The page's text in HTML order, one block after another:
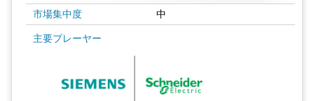
市場集中度 中
主要プレーヤー
画像 © Mordor Intelligence。再利用にはCC BY 4.0の表示が必要です。